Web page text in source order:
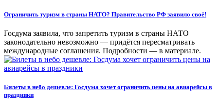
Ограничить туризм в страны НАТО? Правительство РФ заявило своё!
Госдума заявила, что запретить туризм в страны НАТО
законодательно невозможно — придётся пересматривать
международные соглашения. Подробности — в материале.
Билеты в небо дешевле: Госдума хочет ограничить цены на авиарейсы в
праздники